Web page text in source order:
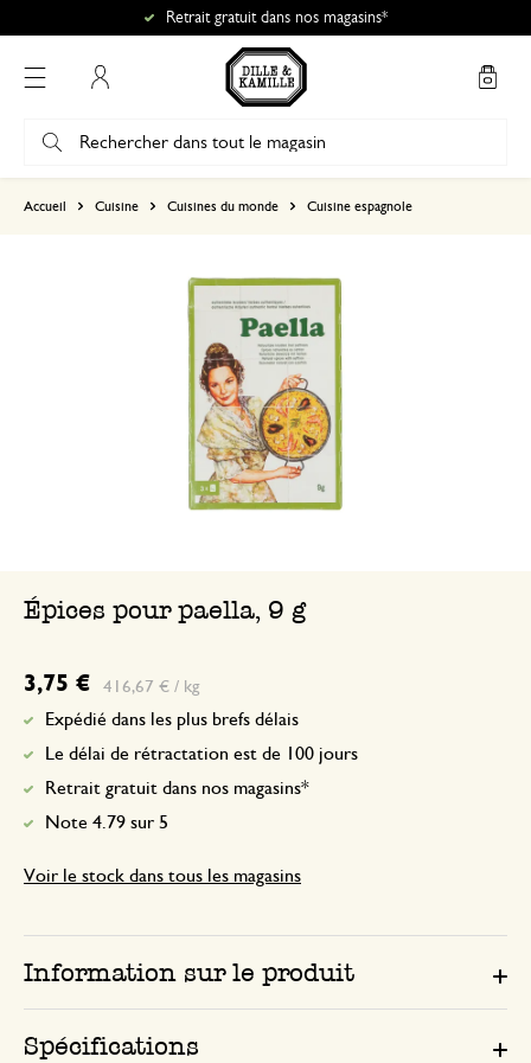
Retrait gratuit dans nos magasins*
Accueil Cuisine Cuisines du monde Cuisine espagnole
Épices pour paella, 9 g
3,75 € 416,67 € / kg
Expédié dans les plus brefs délais
Le délai de rétractation est de 100 jours
Retrait gratuit dans nos magasins*
Note 4.79 sur 5
Voir le stock dans tous les magasins
Information sur le produit
Spécifications